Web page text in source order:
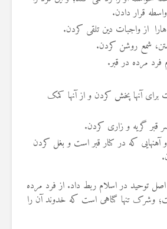
قرار دادن.
از واجبات دین تلقی کردن.
شمع روشن کردن.
فرد مرده در قبر.
برای آنها پخش کردن و از آنها کمک
قبر گریه و زاری کردن.
آهنهایی که در کنار قبر است و بغل کردن
اصل توحید در اسلام ربط داد. از فرد مرده
وشرک تنها گناهی است که خدوند آن را